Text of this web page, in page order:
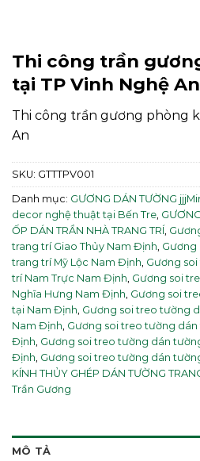
Thi công trần
tại TP Vinh Nghệ An
Thi công trần gương phòng
An
SKU: GTTTPV001
Danh mục: GƯƠNG DÁN TƯỜNG
decor nghệ thuật tại Bến Tre
ỐP DÁN TRẦN NHÀ TRANG TRÍ
trang trí Giao Thủy Nam Định Gương
trang trí Mỹ Lộc Nam Định Gương
trí Nam Trực Nam Định Gương soi
Nghĩa Hưng Nam Định Gương soi
tại Nam Định Gương soi treo tường
Nam Định Gương soi treo tường
Định Gương soi treo tường dán
Định Gương soi treo tường dán
KÍNH THỦY GHÉP DÁN TƯỜNG
Trần Gương
MÔ TẢ